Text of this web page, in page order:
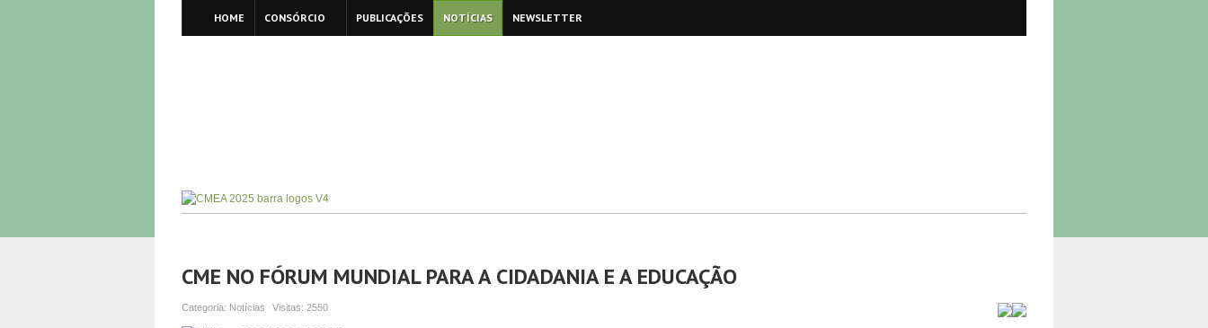
HOME CONSÓRCIO PUBLICAÇÕES NOTÍCIAS NEWSLETTER
CME NO FÓRUM MUNDIAL PARA A CIDADANIA E A EDUCAÇÃO
Categoria: Notícias Visitas: 2550